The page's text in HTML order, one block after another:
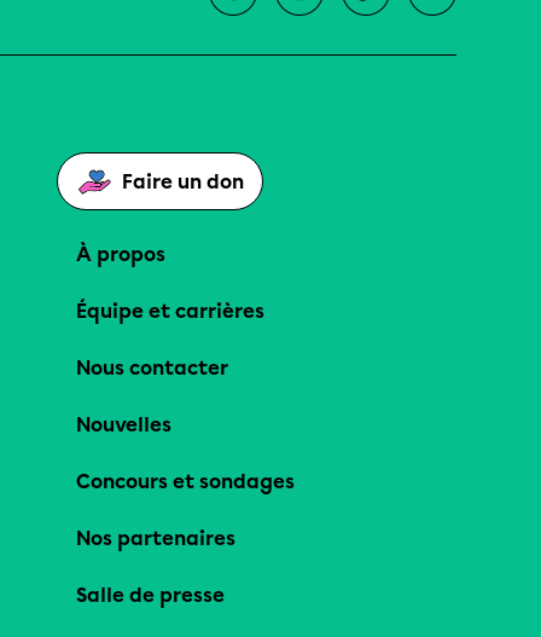
Faire un don
À propos
Équipe et carrières
Nous contacter
Nouvelles
Concours et sondages
Nos partenaires
Salle de presse